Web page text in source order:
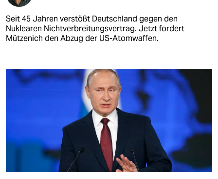
Seit 45 Jahren verstößt Deutschland gegen den
Nuklearen Nichtverbreitungsvertrag. Jetzt fordert
Mützenich den Abzug der US-Atomwaffen.